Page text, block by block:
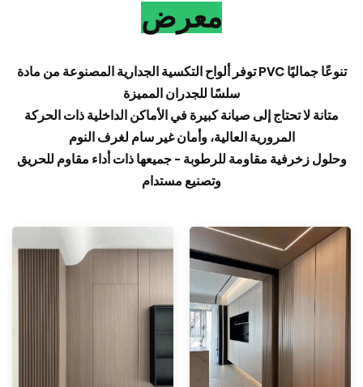
معرض
توفر ألواح التكسية الجدارية المصنوعة من مادة PVC تنوعًا جماليًا
سلسًا للجدران المميزة
متانة لا تحتاج إلى صيانة كبيرة في الأماكن الداخلية ذات الحركة
المرورية العالية، وأمان غير سام لغرف النوم
وحلول زخرفية مقاومة للرطوبة - جميعها ذات أداء مقاوم للحريق
وتصنيع مستدام